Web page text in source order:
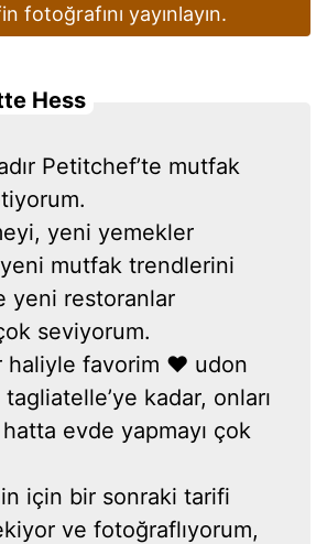
fotoğrafını yayınlayın.
Hess
Petitchef’te mutfak
yeni yemekler
mutfak trendlerini
yeni restoranlar
seviyorum.
haliyle favorim ❤ udon
kadar, onları
evde yapmayı çok
için bir sonraki tarifi
ve fotoğraflıyorum,